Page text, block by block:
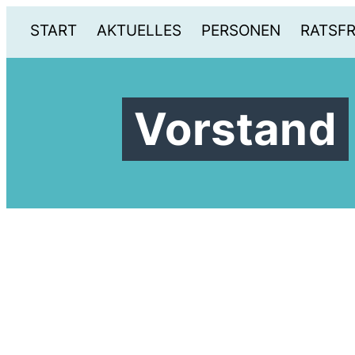
START AKTUELLES PERSONEN
Vorstand